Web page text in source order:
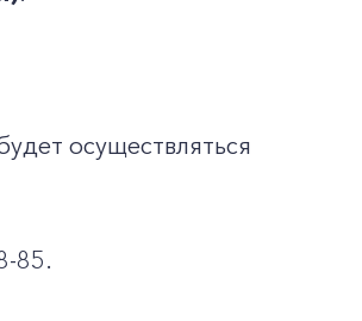
осуществляться
85.